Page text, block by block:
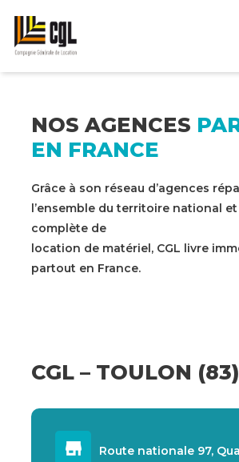
main
content
NOS AGENCES
EN FRANCE
Grâce à son réseau d’agences
l’ensemble du territoire national
complète de
location de matériel, CGL livre
partout en France.
CGL – TOULON (83)
Route nationale 97,